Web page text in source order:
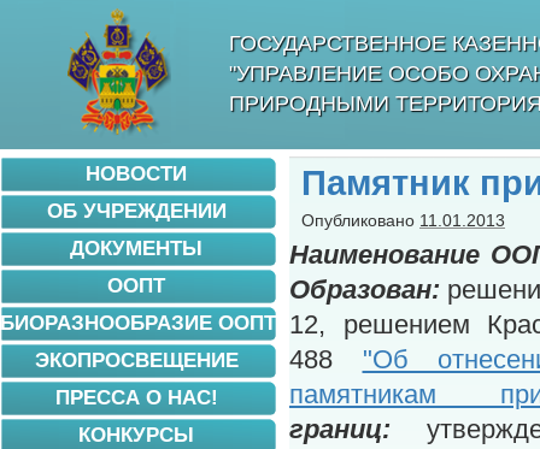
ГОСУДАРСТВЕННОЕ
"УПРАВЛЕНИЕ ОСОБО
ПРИРОДНЫМИ
Памятник
Опубликовано 11.01.2013
Наименование
Образован:
12, решением
488 "Об
памятникам
границ:
НОВОСТИ
ОБ УЧРЕЖДЕНИИ
ДОКУМЕНТЫ
ООПТ
БИОРАЗНООБРАЗИЕ ООПТ
ЭКОПРОСВЕЩЕНИЕ
ПРЕССА О НАС!
КОНКУРСЫ